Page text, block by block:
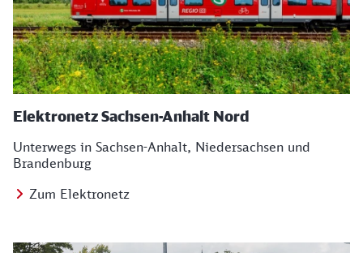
Elektronetz Sachsen-Anhalt Nord
Unterwegs in Sachsen-Anhalt, Niedersachsen und
Brandenburg
Zum Elektronetz